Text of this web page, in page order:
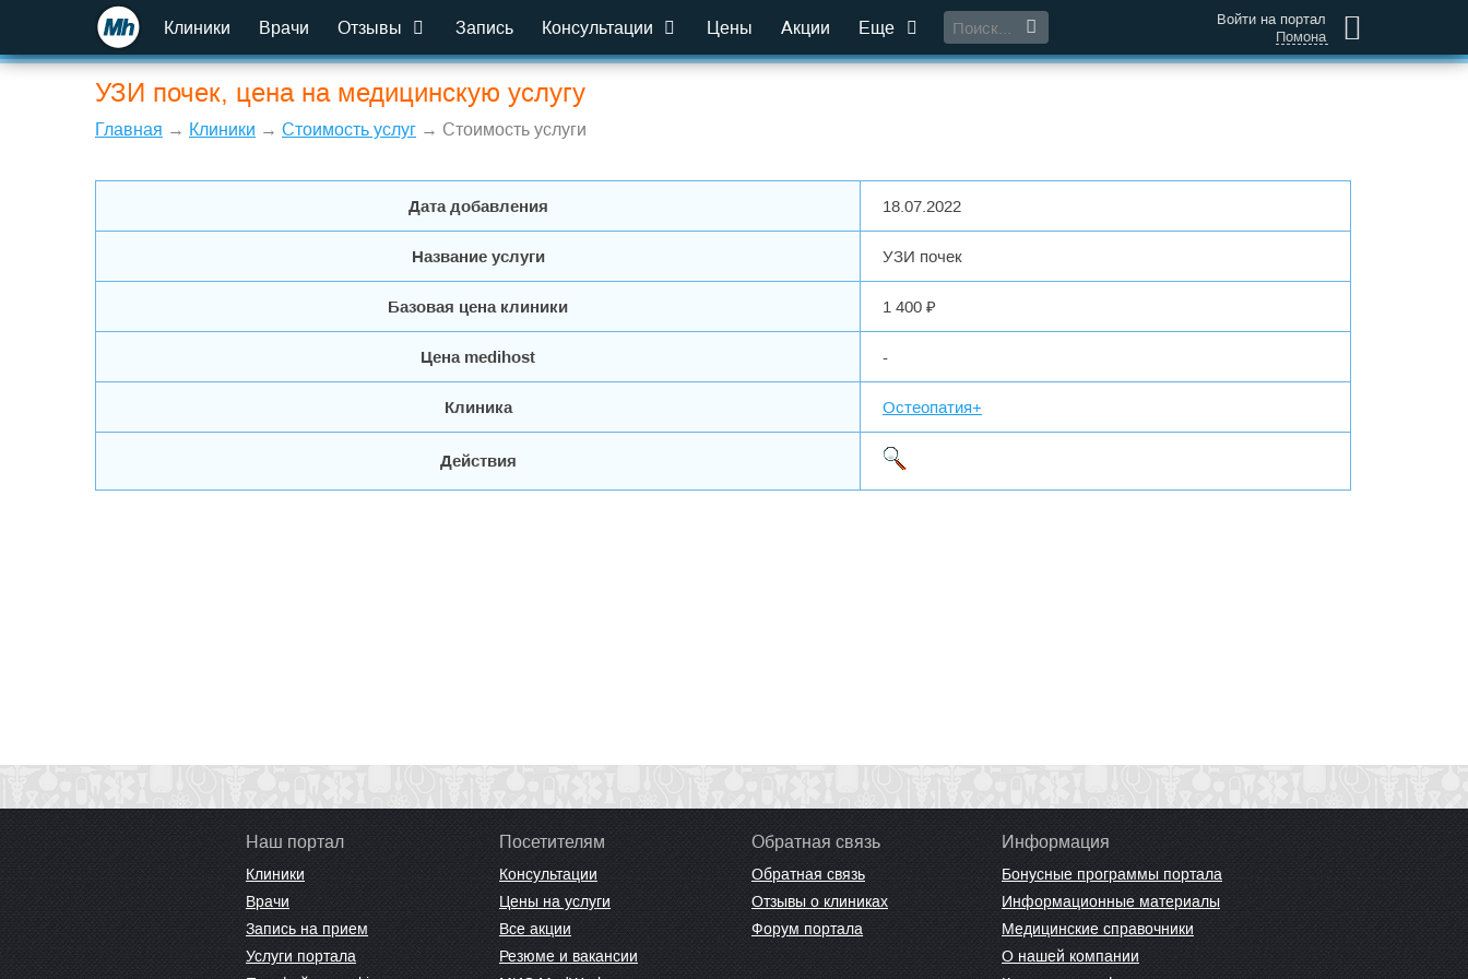
Клиники Врачи Отзывы Запись Консультации Цены Акции Еще
Войти на портал
Помона
УЗИ почек, цена на медицинскую услугу
Главная → Клиники → Стоимость услуг → Стоимость услуги
Дата добавления 18.07.2022
Название услуги УЗИ почек
Базовая цена клиники 1 400 ₽
Цена medihost -
Клиника Остеопатия+
Действия
Наш портал
Клиники
Врачи
Запись на прием
Услуги портала
Посетителям
Консультации
Цены на услуги
Все акции
Резюме и вакансии
Обратная связь
Обратная связь
Отзывы о клиниках
Форум портала
Информация
Бонусные программы портала
Информационные материалы
Медицинские справочники
О нашей компании